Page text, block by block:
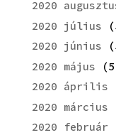
2020
2020 július
2020 június
2020 május
2020 április
2020 március
2020 február